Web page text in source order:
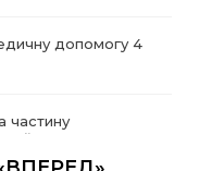
допомогу 4
частину
йдеться